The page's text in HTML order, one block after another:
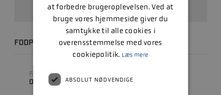
FODPUMPE TALAMEX BRAVO 2
FABRIKAT
0
at forbedre brugeroplevelsen. Ved at
bruge vores hjemmeside giver du
samtykke til alle cookies i
overensstemmelse med vores
cookiepolitik. Læs mere
ABSOLUT NØDVENDIGE